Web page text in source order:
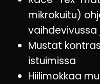
mikrokuitu)
vaihdevivussa
Mustat
istuimissa
Hiilimokkaa